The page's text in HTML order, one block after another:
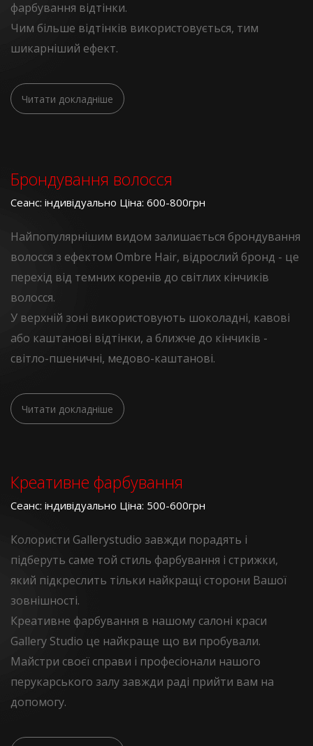
фарбування відтінки.
Чим більше відтінків використовується, тим
шикарніший ефект.
Читати докладніше
Брондування волосся
Сеанс: індивідуально Ціна: 600-800грн
Найпопулярнішим видом залишається брондування
волосся з ефектом Ombre Hair, відрослий бронд - це
перехід від темних коренів до світлих кінчиків
волосся.
У верхній зоні використовують шоколадні, кавові
або каштанові відтінки, а ближче до кінчиків -
світло-пшеничні, медово-каштанові.
Читати докладніше
Креативне фарбування
Сеанс: індивідуально Ціна: 500-600грн
Колористи Gallerystudio завжди порадять і
підберуть саме той стиль фарбування і стрижки,
який підкреслить тільки найкращі сторони Вашої
зовнішності.
Креативне фарбування в нашому салоні краси
Gallery Studio це найкраще що ви пробували.
Майстри своєї справи і професіонали нашого
перукарського залу завжди раді прийти вам на
допомогу.